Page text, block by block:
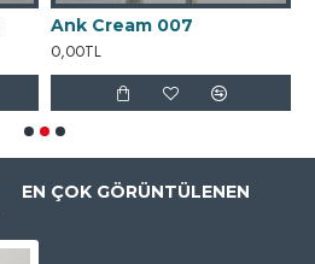
Ank Cream 007
0,00TL
EN ÇOK GÖRÜNTÜLENEN